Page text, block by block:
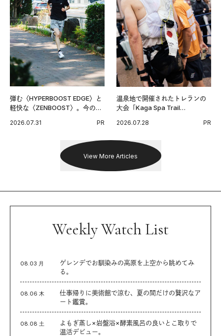
弾む〈HYPERBOOST EDGE〉と
軽快な〈ZENBOOST〉。今の時
出した新機軸。
2026.07.31 PR
温泉地で開催されたトレランの
大会「Kaga Spa Trail
戦を夢見るランナーたちの奮闘
2026.07.28 PR
View More Articles
Weekly Watch List
08.03 月
ゲレンデでお馴染みの高原を上空から眺めてみ
る。
08.06 木
仕事帰りに美術館で涼む、夏の間だけの贅沢なア
ート鑑賞。
08.08 土
よもぎ蒸し×岩盤浴×酵素風呂の良いとこ取りで
温活デビュー。